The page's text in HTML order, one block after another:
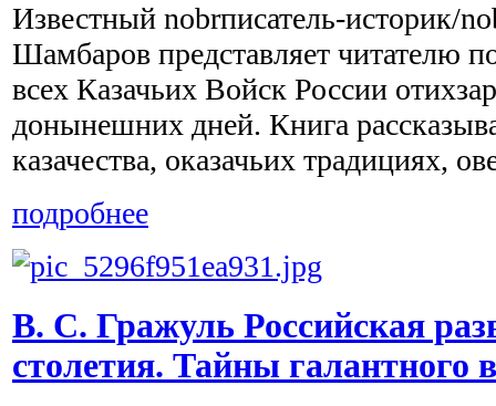
Известный nobrписатель-историк/
Шамбаров представляет читателю
всех Казачьих Войск России
донынешних дней. Книга
казачества, оказачьих традициях,
подробнее
В. С. Гражуль Российская
столетия. Тайны галантного